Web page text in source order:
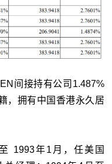
间接持有公司1.487%
，拥有中国香港永久居
1993年1月，任美国